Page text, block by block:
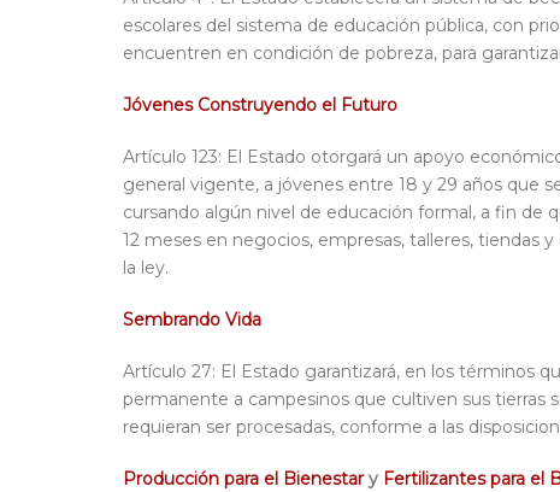
escolares del sistema de educación pública, con
encuentren en condición de pobreza, para
Jóvenes Construyendo el Futuro
Artículo 123: El Estado otorgará un apoyo
general vigente, a jóvenes entre 18 y 29 años que
cursando algún nivel de educación formal, a fin de
12 meses en negocios, empresas, talleres, tiendas
la ley.
Sembrando Vida
Artículo 27: El Estado garantizará, en los términos
permanente a campesinos que cultiven sus tierras
requieran ser procesadas, conforme a las
Producción para el Bienestary Fertilizantes para el